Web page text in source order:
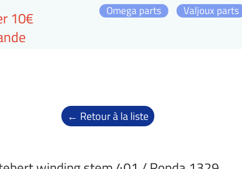
Omega parts
Valjoux parts
10€
← Retour à la liste